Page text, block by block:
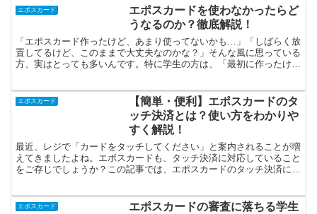
エポスカード
エポスカードを使わなかったらど
うなるのか？徹底解説！
「エポスカード作ったけど、あまり使ってないかも…」「しばらく放
置してるけど、このままで大丈夫なのかな？」そんな風に思っている
方、実はとっても多いんです。特に学生の方は、「最初に作ったけ
エポスカード
【簡単・便利】エポスカードのタ
ッチ決済とは？使い方をわかりや
すく解説！
最近、レジで「カードをタッチしてください」と案内されることが増
えてきましたよね。エポスカードも、タッチ決済に対応していること
をご存じでしょうか？この記事では、エポスカードのタッチ決済につ
エポスカード
エポスカードの審査に落ちる学生